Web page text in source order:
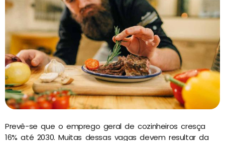
Prevê-se que o emprego geral de cozinheiros cresça
16% até 2030. Muitas dessas vagas devem resultar da